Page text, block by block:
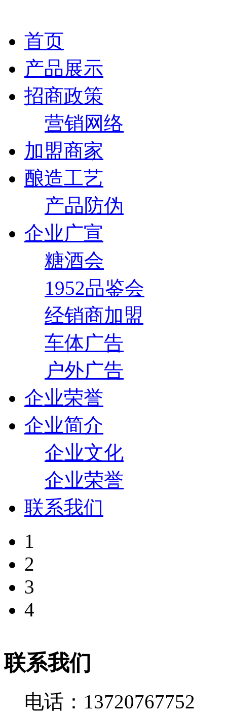
首页
产品展示
招商政策
营销网络
加盟商家
酿造工艺
产品防伪
企业广宣
糖酒会
1952品鉴会
经销商加盟
车体广告
户外广告
企业荣誉
企业简介
企业文化
企业荣誉
联系我们
1
2
3
4
联系我们
电话：13720767752